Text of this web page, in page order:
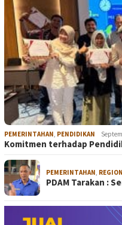
PEMERINTAHAN PENDIDIKAN
Komitmen terhadap
PEMERINTAHAN
PDAM Tarakan :